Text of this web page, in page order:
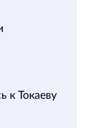
к Токаеву